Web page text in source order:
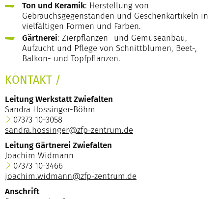
Ton und Keramik: Herstellung von
Gebrauchsgegenständen und Geschenkartikeln in
vielfältigen Formen und Farben.
Gärtnerei: Zierpflanzen- und Gemüseanbau,
Aufzucht und Pflege von Schnittblumen, Beet-,
Balkon- und Topfpflanzen.
KONTAKT /
Leitung Werkstatt Zwiefalten
Sandra Hossinger-Böhm
07373 10-3058
sandra.hossinger@zfp-zentrum.de
Leitung Gärtnerei Zwiefalten
Joachim Widmann
07373 10-3466
joachim.widmann@zfp-zentrum.de
Anschrift